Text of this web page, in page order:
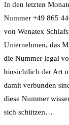
In den letzten
Nummer +49 865
von Wenatex
Unternehmen, das
die Nummer legal
hinsichtlich der Art
damit verbunden
diese Nummer
sich schützen…